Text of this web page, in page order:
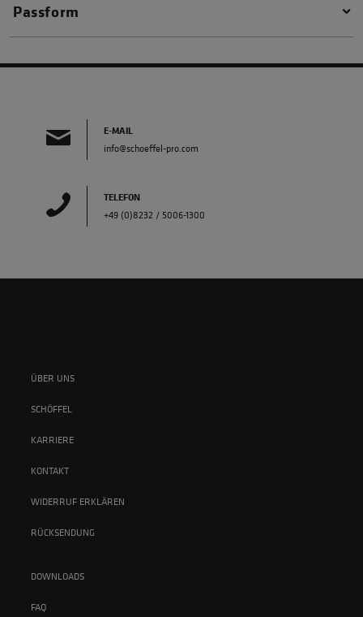
Passform
E-MAIL
info@schoeffel-pro.com
TELEFON
+49 (0)8232 / 5006-1300
ÜBER UNS
SCHÖFFEL
KARRIERE
KONTAKT
WIDERRUF ERKLÄREN
RÜCKSENDUNG
DOWNLOADS
FAQ